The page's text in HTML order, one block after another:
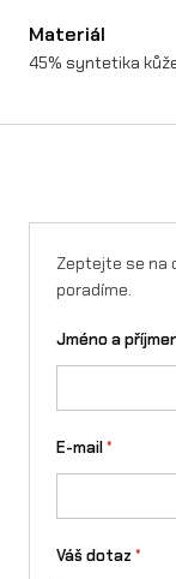
A
n
Materiál
45% syntetika
Zeptejte se na
poradíme.
Jméno a
E-mail*
Váš dotaz *